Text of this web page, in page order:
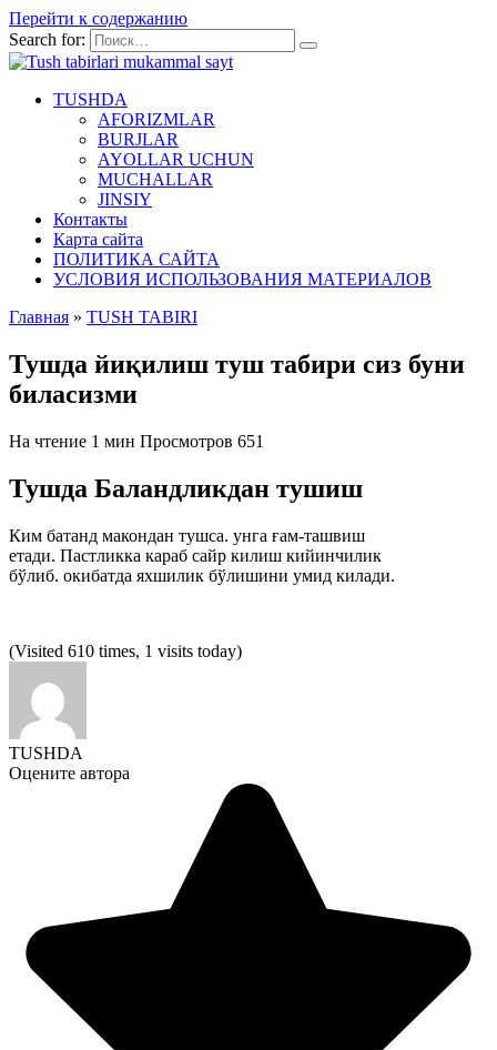
Перейти к содержанию
Search for:
TUSHDA
AFORIZMLAR
BURJLAR
AYOLLAR UCHUN
MUCHALLAR
JINSIY
Контакты
Карта сайта
ПОЛИТИКА САЙТА
УСЛОВИЯ ИСПОЛЬЗОВАНИЯ МАТЕРИАЛОВ
Главная » TUSH TABIRI
Тушда йиқилиш туш табири сиз буни
биласизми
На чтение 1 мин Просмотров 651
Тушда Баландликдан тушиш
Ким батанд макондан тушса. унга ғам-ташвиш
етади. Пастликка караб сайр килиш кийинчилик
бўлиб. окибатда яхшилик бўлишини умид килади.
(Visited 610 times, 1 visits today)
TUSHDA
Оцените автора